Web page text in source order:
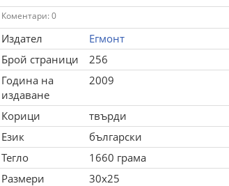
Коментари: 0
Издател
Егмонт
Брой страници
256
Година на
издаване
2009
Корици
твърди
Език
български
Тегло
1660 грама
Размери
30x25